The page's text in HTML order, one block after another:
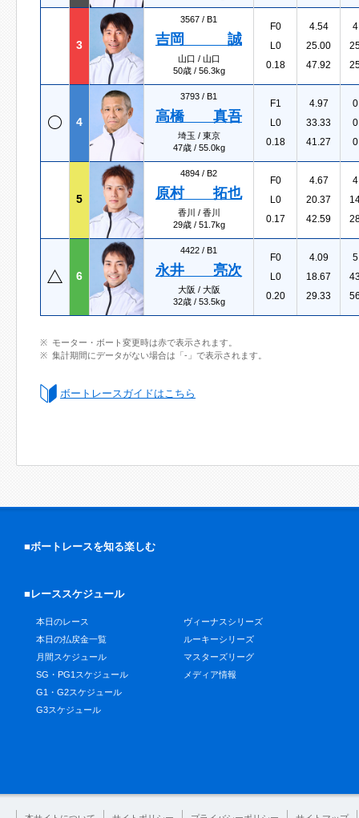
3
3567 / B1
吉岡 誠
山口 / 山口
50歳 / 56.3kg
F0
L0
0.18
4.54
25.00
47.92
4
3793 / B1
高橋 真吾
埼玉 / 東京
47歳 / 55.0kg
F1
L0
0.18
4.97
33.33
41.27
5
4894 / B2
原村 拓也
香川 / 香川
29歳 / 51.7kg
F0
L0
0.17
4.67
20.37
42.59
6
4422 / B1
永井 亮次
大阪 / 大阪
32歳 / 53.5kg
F0
L0
0.20
4.09
18.67
29.33
モーター・ボート変更時は赤で表示されます。
集計期間にデータがない場合は「-」で表示されます。
ボートレースガイドはこちら
■ボートレースを知る楽しむ
■レーススケジュール
本日のレース
本日の払戻金一覧
月間スケジュール
SG・PG1スケジュール
G1・G2スケジュール
G3スケジュール
ヴィーナスシリーズ
ルーキーシリーズ
マスターズリーグ
メディア情報